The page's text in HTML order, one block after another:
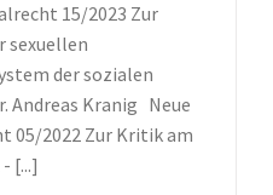
15/2023 Zur
sexuellen
der sozialen
Andreas Kranig Neue
05/2022 Zur Kritik am
[...]